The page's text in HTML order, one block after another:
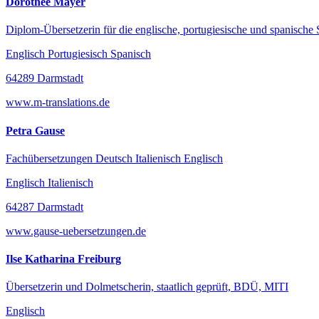
Diplom-Übersetzerin für die englische, portugiesische und spanische
Englisch Portugiesisch Spanisch
64289 Darmstadt
www.m-translations.de
Petra Gause
Fachübersetzungen Deutsch Italienisch Englisch
Englisch Italienisch
64287 Darmstadt
www.gause-uebersetzungen.de
Ilse Katharina Freiburg
Übersetzerin und Dolmetscherin, staatlich geprüft, BDÜ, MITI
Englisch